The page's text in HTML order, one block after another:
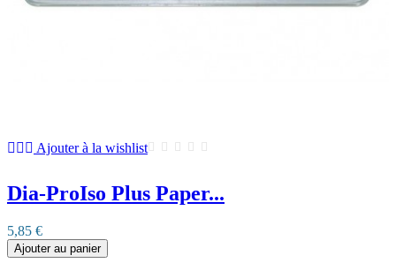
Ajouter à la wishlist
Dia-ProIso Plus Paper...
5,85 €
Ajouter au panier